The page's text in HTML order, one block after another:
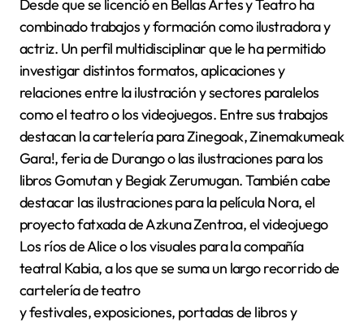
Desde que se licenció en Bellas Artes y Teatro ha
combinado trabajos y formación como ilustradora y
actriz. Un perfil multidisciplinar que le ha permitido
investigar distintos formatos, aplicaciones y
relaciones entre la ilustración y sectores paralelos
como el teatro o los videojuegos. Entre sus trabajos
destacan la cartelería para Zinegoak, Zinemakumeak
Gara!, feria de Durango o las ilustraciones para los
libros Gomutan y Begiak Zerumugan. También cabe
destacar las ilustraciones para la película Nora, el
proyecto fatxada de Azkuna Zentroa, el videojuego
Los ríos de Alice o los visuales para la compañía
teatral Kabia, a los que se suma un largo recorrido de
cartelería de teatro
y festivales, exposiciones, portadas de libros y